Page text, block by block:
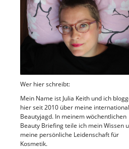
Wer hier schreibt:
Mein Name ist Julia Keith und ich
hier seit 2010 über meine
Beautyjagd. In meinem wöchentlichen
Beauty Briefing teile ich mein Wissen
meine persönliche Leidenschaft für
Kosmetik.